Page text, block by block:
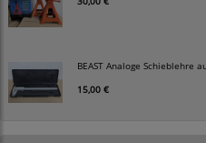
BEAST Analoge Schieblehre
15,00 €